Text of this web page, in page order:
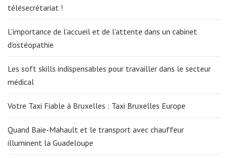
télésecrétariat !
L’importance de l’accueil et de l’attente dans un cabinet
d’ostéopathie
Les soft skills indispensables pour travailler dans le secteur
médical
Votre Taxi Fiable à Bruxelles : Taxi Bruxelles Europe
Quand Baie-Mahault et le transport avec chauffeur
illuminent la Guadeloupe